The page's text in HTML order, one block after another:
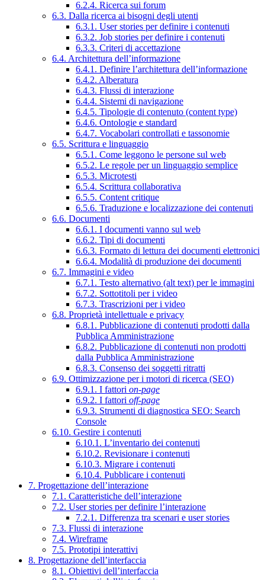
6.2.4. Ricerca sui forum
6.3. Dalla ricerca ai bisogni degli utenti
6.3.1. User stories per definire i contenuti
6.3.2. Job stories per definire i contenuti
6.3.3. Criteri di accettazione
6.4. Architettura dell’informazione
6.4.1. Definire l’architettura dell’informazione
6.4.2. Alberatura
6.4.3. Flussi di interazione
6.4.4. Sistemi di navigazione
6.4.5. Tipologie di contenuto (content type)
6.4.6. Ontologie e standard
6.4.7. Vocabolari controllati e tassonomie
6.5. Scrittura e linguaggio
6.5.1. Come leggono le persone sul web
6.5.2. Le regole per un linguaggio semplice
6.5.3. Microtesti
6.5.4. Scrittura collaborativa
6.5.5. Content critique
6.5.6. Traduzione e localizzazione dei contenuti
6.6. Documenti
6.6.1. I documenti vanno sul web
6.6.2. Tipi di documenti
6.6.3. Formato di lettura dei documenti elettronici
6.6.4. Modalità di produzione dei documenti
6.7. Immagini e video
6.7.1. Testo alternativo (alt text) per le immagini
6.7.2. Sottotitoli per i video
6.7.3. Trascrizioni per i video
6.8. Proprietà intellettuale e privacy
6.8.1. Pubblicazione di contenuti prodotti dalla
Pubblica Amministrazione
6.8.2. Pubblicazione di contenuti non prodotti
dalla Pubblica Amministrazione
6.8.3. Consenso dei soggetti ritratti
6.9. Ottimizzazione per i motori di ricerca (SEO)
6.9.1. I fattori on-page
6.9.2. I fattori off-page
6.9.3. Strumenti di diagnostica SEO: Search
Console
6.10. Gestire i contenuti
6.10.1. L’inventario dei contenuti
6.10.2. Revisionare i contenuti
6.10.3. Migrare i contenuti
6.10.4. Pubblicare i contenuti
7. Progettazione dell’interazione
7.1. Caratteristiche dell’interazione
7.2. User stories per definire l’interazione
7.2.1. Differenza tra scenari e user stories
7.3. Flussi di interazione
7.4. Wireframe
7.5. Prototipi interattivi
8. Progettazione dell’interfaccia
8.1. Obiettivi dell’interfaccia